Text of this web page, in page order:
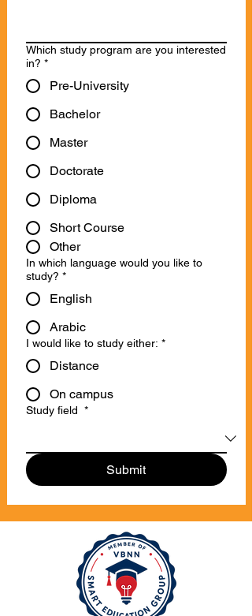
Which study program are you interested
in? *
Pre-University
Bachelor
Master
Doctorate
Diploma
Short Course
Other
In which language would you like to
study? *
English
Arabic
I would like to study either: *
Distance
On campus
Study field *
Submit